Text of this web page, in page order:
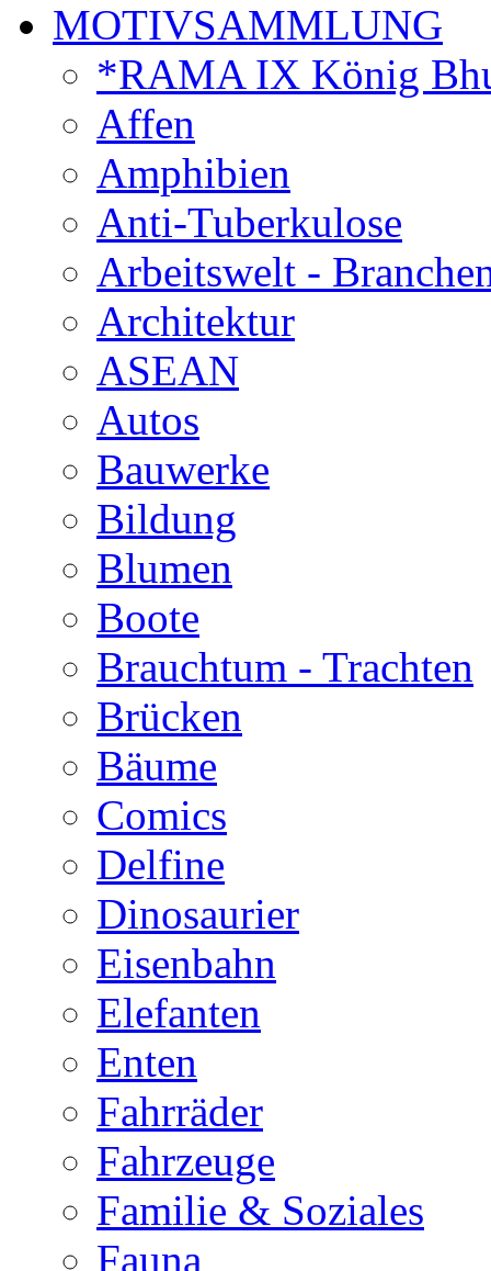
MOTIVSAMMLUNG
*RAMA IX König
Affen
Amphibien
Anti-Tuberkulose
Arbeitswelt -
Architektur
ASEAN
Autos
Bauwerke
Bildung
Blumen
Boote
Brauchtum - Trachten
Brücken
Bäume
Comics
Delfine
Dinosaurier
Eisenbahn
Elefanten
Enten
Fahrräder
Fahrzeuge
Familie & Soziales
Fauna